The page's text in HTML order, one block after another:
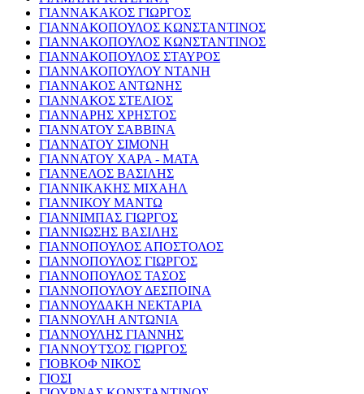
ΓΙΑΝΝΑΚΑΚΟΣ ΓΙΩΡΓΟΣ
ΓΙΑΝΝΑΚΟΠΟΥΛΟΣ ΚΩΝΣΤΑΝΤΙΝΟΣ
ΓΙΑΝΝΑΚΟΠΟΥΛΟΣ ΚΩΝΣΤΑΝΤΙΝΟΣ
ΓΙΑΝΝΑΚΟΠΟΥΛΟΣ ΣΤΑΥΡΟΣ
ΓΙΑΝΝΑΚΟΠΟΥΛΟΥ ΝΤΑΝΗ
ΓΙΑΝΝΑΚΟΣ ΑΝΤΩΝΗΣ
ΓΙΑΝΝΑΚΟΣ ΣΤΕΛΙΟΣ
ΓΙΑΝΝΑΡΗΣ ΧΡΗΣΤΟΣ
ΓΙΑΝΝΑΤΟΥ ΣΑΒΒΙΝΑ
ΓΙΑΝΝΑΤΟΥ ΣΙΜΟΝΗ
ΓΙΑΝΝΑΤΟΥ ΧΑΡΑ - ΜΑΤΑ
ΓΙΑΝΝΕΛΟΣ ΒΑΣΙΛΗΣ
ΓΙΑΝΝΙΚΑΚΗΣ ΜΙΧΑΗΛ
ΓΙΑΝΝΙΚΟΥ ΜΑΝΤΩ
ΓΙΑΝΝΙΜΠΑΣ ΓΙΩΡΓΟΣ
ΓΙΑΝΝΙΩΣΗΣ ΒΑΣΙΛΗΣ
ΓΙΑΝΝΟΠΟΥΛΟΣ ΑΠΟΣΤΟΛΟΣ
ΓΙΑΝΝΟΠΟΥΛΟΣ ΓΙΩΡΓΟΣ
ΓΙΑΝΝΟΠΟΥΛΟΣ ΤΑΣΟΣ
ΓΙΑΝΝΟΠΟΥΛΟΥ ΔΕΣΠΟΙΝΑ
ΓΙΑΝΝΟΥΔΑΚΗ ΝΕΚΤΑΡΙΑ
ΓΙΑΝΝΟΥΛΗ ΑΝΤΩΝΙΑ
ΓΙΑΝΝΟΥΛΗΣ ΓΙΑΝΝΗΣ
ΓΙΑΝΝΟΥΤΣΟΣ ΓΙΩΡΓΟΣ
ΓΙΟΒΚΟΦ ΝΙΚΟΣ
ΓΙΟΣΙ